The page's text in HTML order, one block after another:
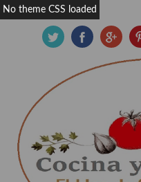
No theme CSS loaded